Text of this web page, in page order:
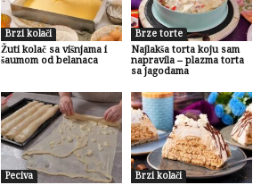
Brzi kolači
Žuti kolač sa višnjama i
šaumom od belanaca
Brze torte
Najlakša torta koju sam
napravila – plazma torta
sa jagodama
Peciva Brzi kolači